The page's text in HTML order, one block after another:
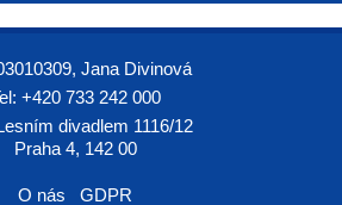
Jana Divinová
+420 733 242 000
divadlem 1116/12
Praha 4, 142 00
O nás GDPR